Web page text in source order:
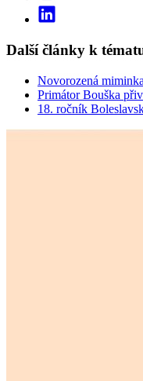
Další články k
Novorozená
Primátor Bouška
18. ročník